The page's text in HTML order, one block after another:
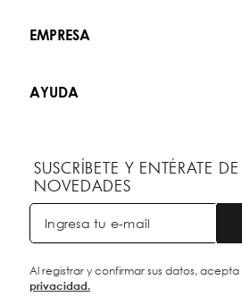
EMPRESA
AYUDA
SUSCRÍBETE Y ENTÉRATE
NOVEDADES
Al registrar y confirmar sus datos, acepta
privacidad.